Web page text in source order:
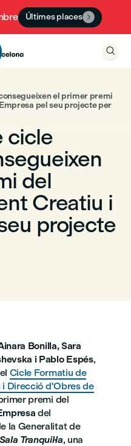
Últimes places 

el primer premi
pel seu projecte per
cicle
del
Creatiu i
projecte
Bonilla, Sara
i Pablo Espés,
Cicle Formatiu de
i Direcció d'Obres de
premi del
del
la Generalitat de
Sala Tranquil·la, una